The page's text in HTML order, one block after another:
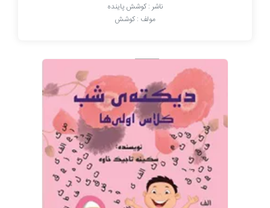
ناشر : کوشش پاینده
مولف : کوشش